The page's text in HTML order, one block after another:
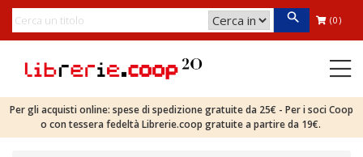
(0)
Per gli acquisti online: spese di spedizione gratuite da 25€ - Per i soci Coop
o con tessera fedeltà Librerie.coop gratuite a partire da 19€.